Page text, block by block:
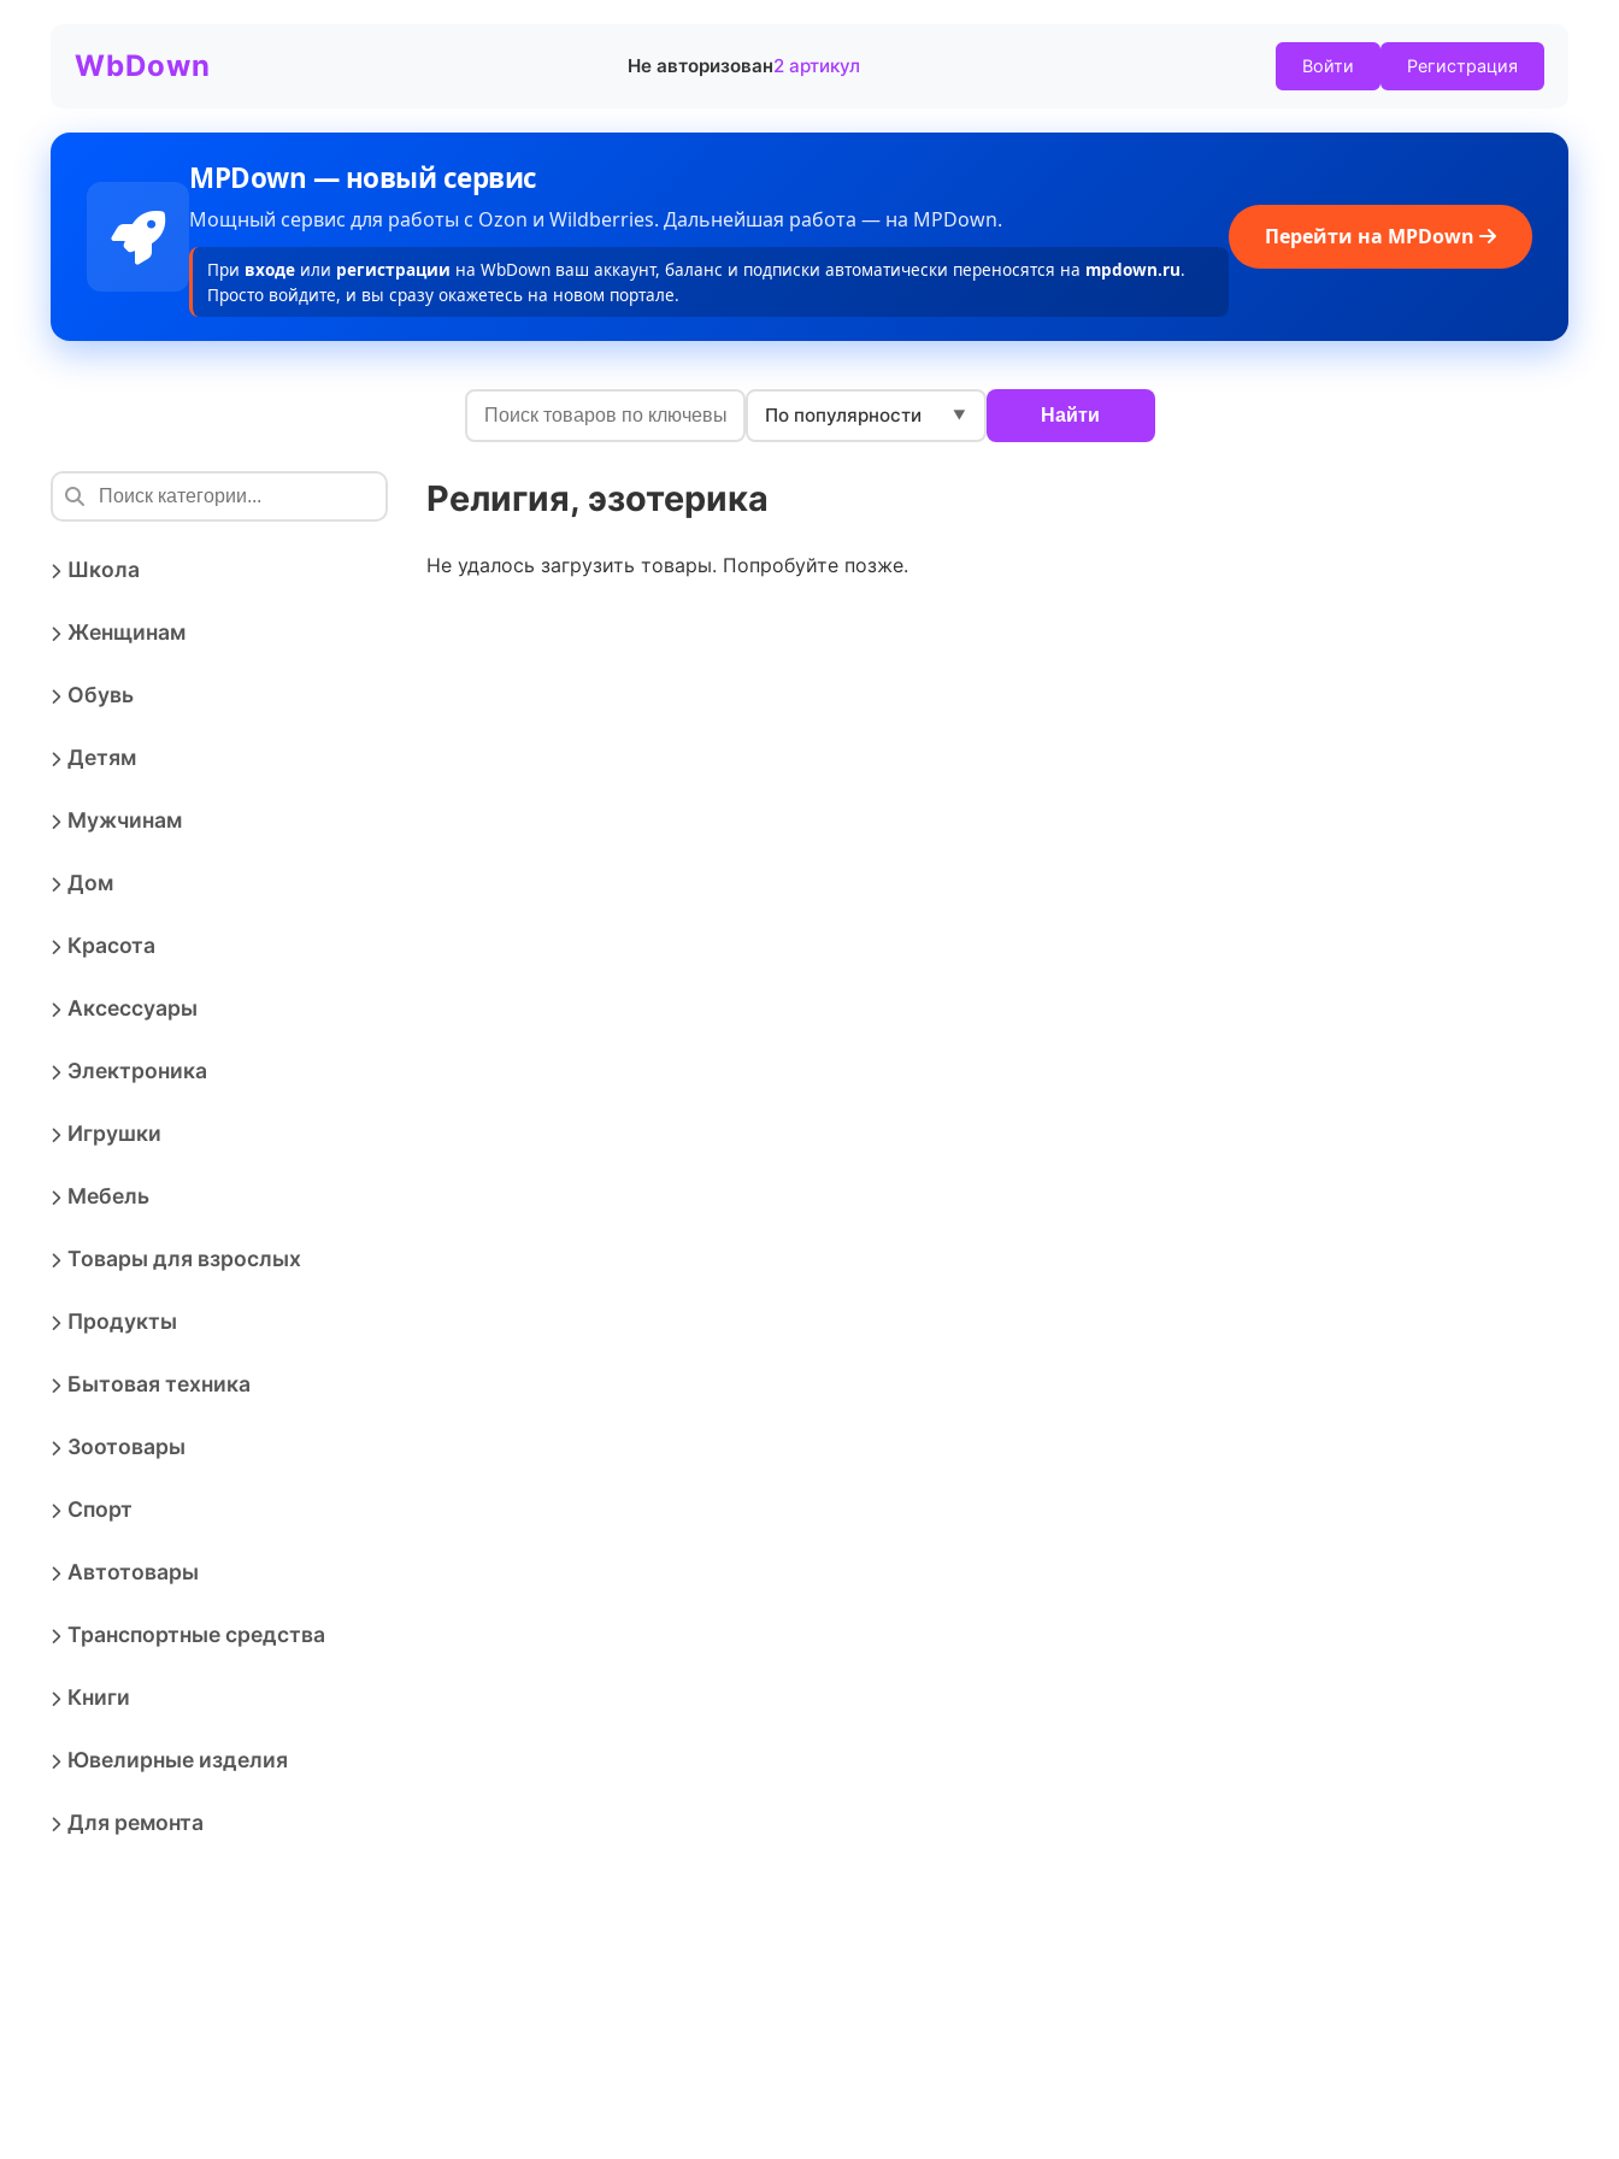
WbDown Не авторизован2 артикул Войти Регистрация
MPDown — новый сервис
Мощный сервис для работы с Ozon и Wildberries. Дальнейшая работа — на MPDown.
При входе или регистрации на WbDown ваш аккаунт, баланс и подписки автоматически переносятся на mpdown.ru.
Просто войдите, и вы сразу окажетесь на новом портале.
Перейти на MPDown
По популярности ▼ Найти
Школа
Женщинам
Обувь
Детям
Мужчинам
Дом
Красота
Аксессуары
Электроника
Игрушки
Мебель
Товары для взрослых
Продукты
Бытовая техника
Зоотовары
Спорт
Автотовары
Транспортные средства
Книги
Ювелирные изделия
Для ремонта
Религия, эзотерика
Не удалось загрузить товары. Попробуйте позже.